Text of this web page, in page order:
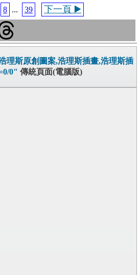
8 ... 39 下一頁 ▶️
理斯原創圖案,浩理斯插畫,浩理斯插
0" 傳統頁面(電腦版)